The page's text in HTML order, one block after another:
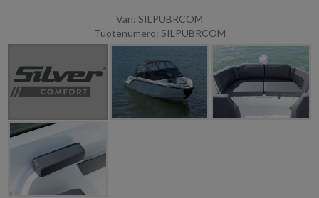
Väri: SILPUBRCOM
Tuotenumero: SILPUBRCOM